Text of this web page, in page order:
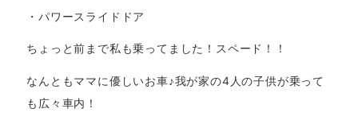
・パワースライドドア
ちょっと前まで私も乗ってました！スペード！！
なんともママに優しいお車♪我が家の4人の子供が乗って
も広々車内！